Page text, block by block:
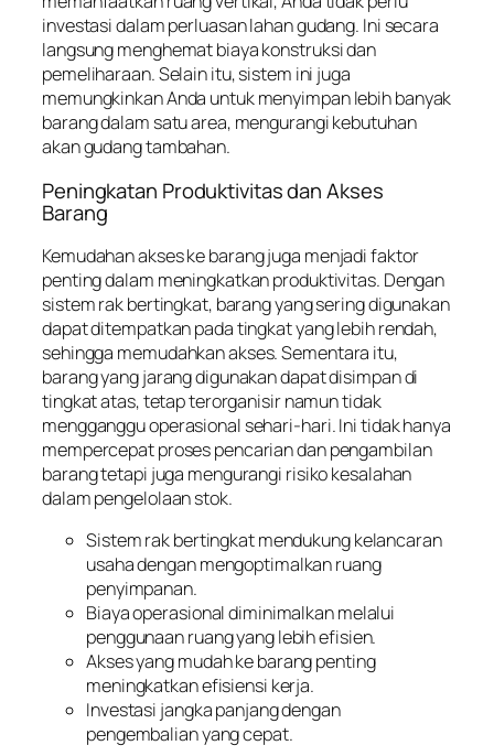
investasi dalam perluasan lahan gudang. Ini secara
langsung menghemat biaya konstruksi dan
pemeliharaan. Selain itu, sistem ini juga
memungkinkan Anda untuk menyimpan lebih banyak
barang dalam satu area, mengurangi kebutuhan
akan gudang tambahan.
Peningkatan Produktivitas dan Akses
Barang
Kemudahan akses ke barang juga menjadi faktor
penting dalam meningkatkan produktivitas. Dengan
sistem rak bertingkat, barang yang sering digunakan
dapat ditempatkan pada tingkat yang lebih rendah,
sehingga memudahkan akses. Sementara itu,
barang yang jarang digunakan dapat disimpan di
tingkat atas, tetap terorganisir namun tidak
mengganggu operasional sehari-hari. Ini tidak hanya
mempercepat proses pencarian dan pengambilan
barang tetapi juga mengurangi risiko kesalahan
dalam pengelolaan stok.
Sistem rak bertingkat mendukung kelancaran
usaha dengan mengoptimalkan ruang
penyimpanan.
Biaya operasional diminimalkan melalui
penggunaan ruang yang lebih efisien.
Akses yang mudah ke barang penting
meningkatkan efisiensi kerja.
Investasi jangka panjang dengan
pengembalian yang cepat.